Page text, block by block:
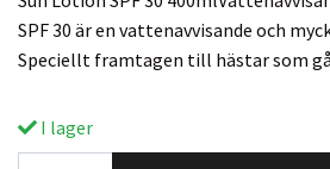
SPF 30 är en vattenavvisande och
Speciellt framtagen till hästar som
I lager